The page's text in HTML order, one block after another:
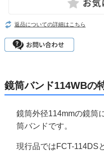
返品についての詳細はこちら
鏡筒バンド114WBの
鏡筒外径114mmの鏡筒
筒バンドです。
現行品ではFCT-114DS